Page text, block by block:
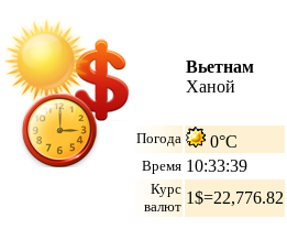
Вьетнам
Ханой
Погода 0°C
Время 10:33:40
Курс
валют 1$=22,776.82